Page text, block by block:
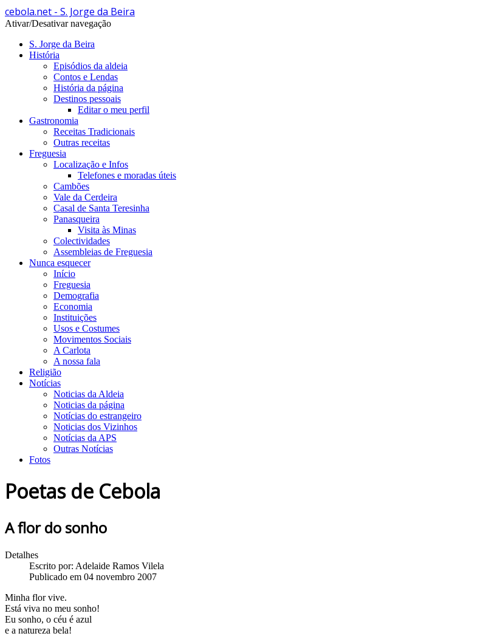
cebola.net - S. Jorge da Beira
Ativar/Desativar navegação
S. Jorge da Beira
História
Episódios da aldeia
Contos e Lendas
História da página
Destinos pessoais
Editar o meu perfil
Gastronomia
Receitas Tradicionais
Outras receitas
Freguesia
Localização e Infos
Telefones e moradas úteis
Cambões
Vale da Cerdeira
Casal de Santa Teresinha
Panasqueira
Visita às Minas
Colectividades
Assembleias de Freguesia
Nunca esquecer
Início
Freguesia
Demografia
Economia
Instituições
Usos e Costumes
Movimentos Sociais
A Carlota
A nossa fala
Religião
Notícias
Noticias da Aldeia
Noticias da página
Notícias do estrangeiro
Noticias dos Vizinhos
Notícias da APS
Outras Notícias
Fotos
Poetas de Cebola
A flor do sonho
Detalhes
Escrito por: Adelaide Ramos Vilela
Publicado em 04 novembro 2007
Minha flor vive.
Está viva no meu sonho!
Eu sonho, o céu é azul
e a natureza bela!